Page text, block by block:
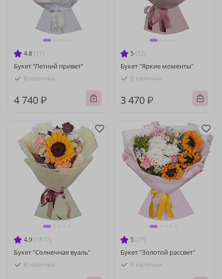
4.8 (17)
Букет "Летний привет"
В наличии
4 740 ₽
5 (32)
Букет "Яркие моменты"
В наличии
3 470 ₽
4.9 (1877)
Букет "Солнечная вуаль"
В наличии
5 (27)
Букет "Золотой рассвет"
В наличии